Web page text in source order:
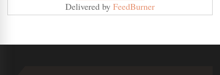
Delivered by FeedBurner